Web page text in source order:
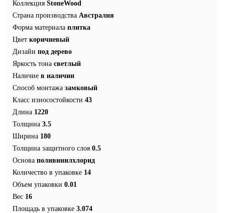
Коллекция StoneWood
Страна производства Австралия
Форма материала плитка
Цвет коричневый
Дизайн под дерево
Яркость тона светлый
Наличие в наличии
Способ монтажа замковый
Класс износостойкости 43
Длина 1220
Толщина 3.5
Ширина 180
Толщина защитного слоя 0.5
Основа поливинилхлорид
Количество в упаковке 14
Объем упаковки 0.01
Вес 16
Площадь в упаковке 3.074